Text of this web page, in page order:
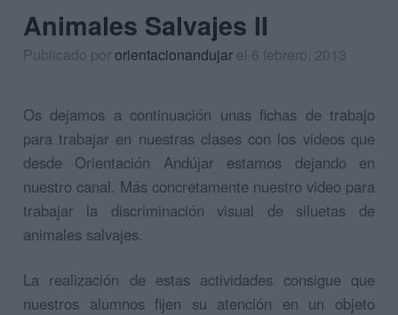
Animales Salvajes II
Publicado pororientacionandujar el 6 febrero, 2013
Os dejamos a continuación unas fichas de trabajo
para trabajar en nuestras clases con los videos que
desde Orientación Andújar estamos dejando en
nuestro canal. Más concretamente nuestro video para
trabajar la discriminación visual de siluetas de
animales salvajes.
La realización de estas actividades consigue que
nuestros alumnos fijen su atención en un objeto